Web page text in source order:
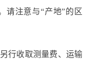
请注意与“产地”的区
行收取测量费、运输